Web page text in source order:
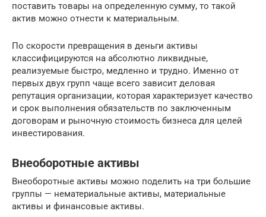
поставить товары на определенную сумму, то такой
актив можно отнести к материальным.
По скорости превращения в деньги активы
классифицируются на абсолютно ликвидные,
реализуемые быстро, медленно и трудно. Именно от
первых двух групп чаще всего зависит деловая
репутация организации, которая характеризует качество
и срок выполнения обязательств по заключенным
договорам и рыночную стоимость бизнеса для целей
инвестирования.
Внеоборотные активы
Внеоборотные активы можно поделить на три большие
группы — нематериальные активы, материальные
активы и финансовые активы.